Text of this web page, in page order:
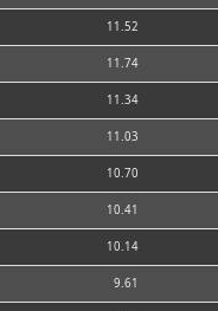
11.52
11.74
11.34
11.03
10.70
10.41
10.14
9.61